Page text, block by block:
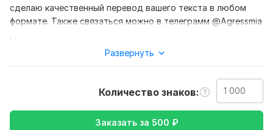
сделаю качественный перевод вашего текста в любом
формате. Также связаться можно в телеграмм @Agressmia
Ожидаю от вас текст, желательно в формате документа,
Культура и искусство,Семья,
дети,
Туризм и путешествия, Хобби и увлечения
Развернуть
Количество знаков
Заказать за 500 ₽